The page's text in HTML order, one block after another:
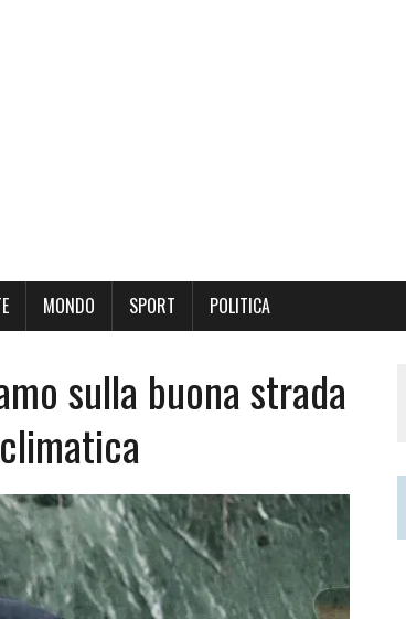
MONDO SPORT POLITICA
sulla buona strada